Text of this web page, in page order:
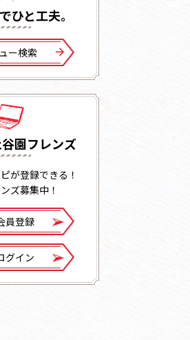
ひと⼯夫。
ー検索
園フレンズ
が登録できる！
ズ募集中！
員登録
グイン